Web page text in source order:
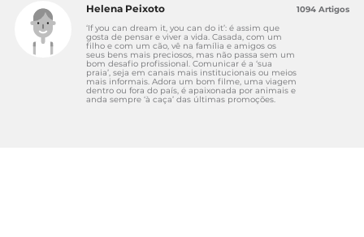
Helena Peixoto
‘If you can dream it, you can do it’: é assim que
gosta de pensar e viver a vida. Casada, com um
filho e com um cão, vê na família e amigos os
seus bens mais preciosos, mas não passa sem um
bom desafio profissional. Comunicar é a ‘sua
praia’, seja em canais mais institucionais ou meios
mais informais. Adora um bom filme, uma viagem
dentro ou fora do país, é apaixonada por animais e
anda sempre ‘à caça’ das últimas promoções.
1094 Artigos